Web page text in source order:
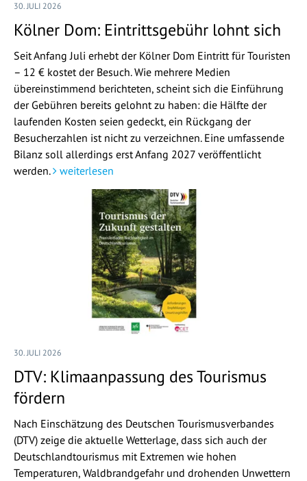
30. JULI 2026
Kölner Dom: Eintrittsgebühr lohnt sich
Seit Anfang Juli erhebt der Kölner Dom Eintritt für Touristen
– 12 € kostet der Besuch. Wie mehrere Medien
übereinstimmend berichteten, scheint sich die Einführung
der Gebühren bereits gelohnt zu haben: die Hälfte der
laufenden Kosten seien gedeckt, ein Rückgang der
Besucherzahlen ist nicht zu verzeichnen. Eine umfassende
Bilanz soll allerdings erst Anfang 2027 veröffentlicht
werden.
weiterlesen
30. JULI 2026
DTV: Klimaanpassung des Tourismus
fördern
Nach Einschätzung des Deutschen Tourismusverbandes
(DTV) zeige die aktuelle Wetterlage, dass sich auch der
Deutschlandtourismus mit Extremen wie hohen
Temperaturen, Waldbrandgefahr und drohenden Unwettern